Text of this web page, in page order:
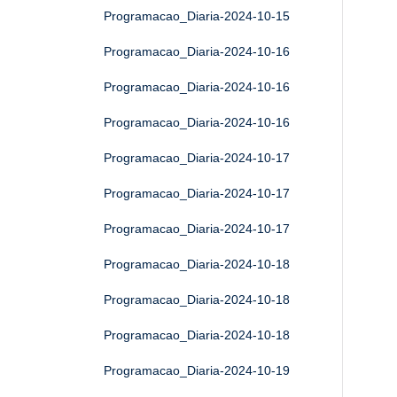
Programacao_Diaria-2024-10-15
Programacao_Diaria-2024-10-16
Programacao_Diaria-2024-10-16
Programacao_Diaria-2024-10-16
Programacao_Diaria-2024-10-17
Programacao_Diaria-2024-10-17
Programacao_Diaria-2024-10-17
Programacao_Diaria-2024-10-18
Programacao_Diaria-2024-10-18
Programacao_Diaria-2024-10-18
Programacao_Diaria-2024-10-19